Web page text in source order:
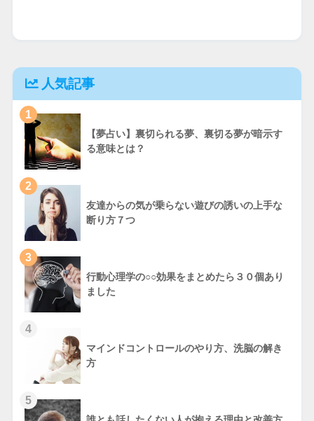
人気記事
1
【夢占い】裏切られる夢、裏切る夢が暗示す
る意味とは？
2
友達からの気が乗らない遊びの誘いの上手な
断り方７つ
3
行動心理学の○○効果をまとめたら３０個あり
ました
4
マインドコントロールのやり方、洗脳の解き
方
5